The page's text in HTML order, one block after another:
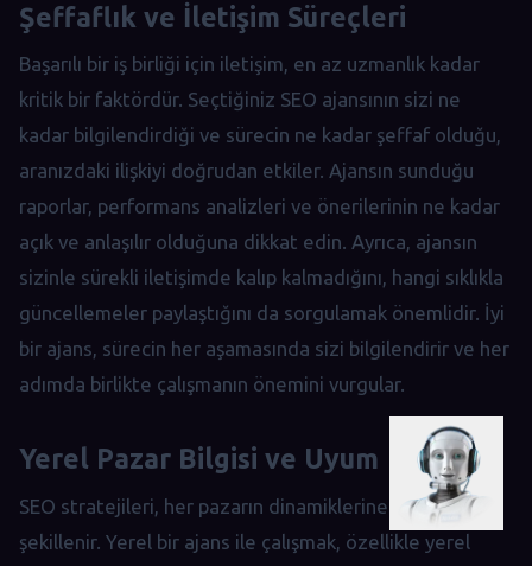
Şeffaflık ve İletişim Süreçleri
Başarılı bir iş birliği için iletişim, en az uzmanlık kadar
kritik bir faktördür. Seçtiğiniz SEO ajansının sizi ne
kadar bilgilendirdiği ve sürecin ne kadar şeffaf olduğu,
aranızdaki ilişkiyi doğrudan etkiler. Ajansın sunduğu
raporlar, performans analizleri ve önerilerinin ne kadar
açık ve anlaşılır olduğuna dikkat edin. Ayrıca, ajansın
sizinle sürekli iletişimde kalıp kalmadığını, hangi sıklıkla
güncellemeler paylaştığını da sorgulamak önemlidir. İyi
bir ajans, sürecin her aşamasında sizi bilgilendirir ve her
adımda birlikte çalışmanın önemini vurgular.
Yerel Pazar Bilgisi ve Uyum
SEO stratejileri, her pazarın dinamiklerine göre
şekillenir. Yerel bir ajans ile çalışmak, özellikle yerel